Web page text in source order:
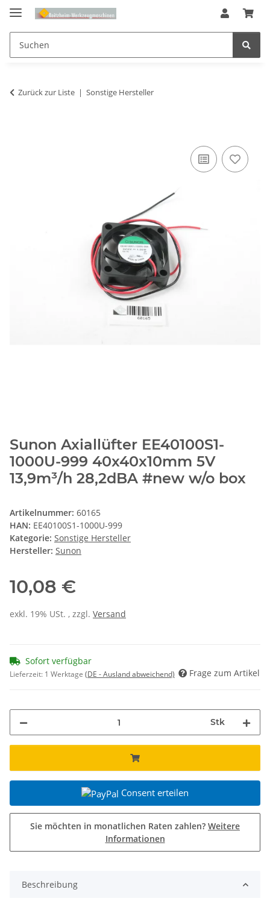
Zurück zur Liste Sonstige Hersteller
Sunon Axiallüfter EE40100S1-
1000U-999 40x40x10mm 5V
13,9m³/h 28,2dBA #new w/o box
Artikelnummer: 60165
HAN: EE40100S1-1000U-999
Kategorie: Sonstige Hersteller
Hersteller: Sunon
10,08 €
exkl. 19% USt. , zzgl. Versand
Sofort verfügbar
Lieferzeit: 1 Werktage (DE - Ausland abweichend) Frage zum Artikel
Stk
Consent erteilen
Sie möchten in monatlichen Raten zahlen? Weitere
Informationen
Beschreibung